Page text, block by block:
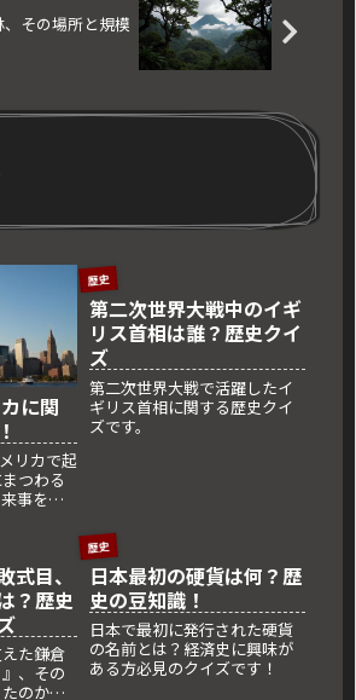
その場所と規模
に関
リカで起
つわる
事をど
歴史
第二次世界大戦中のイギ
リス首相は誰？歴史クイ
ズ
第二次世界大戦で活躍したイ
ギリス首相に関する歴史クイ
ズです。
式目、
？歴史
た鎌倉
、その
のか？
歴史
日本最初の硬貨は何？歴
史の豆知識！
日本で最初に発行された硬貨
の名前とは？経済史に興味が
ある方必見のクイズです！